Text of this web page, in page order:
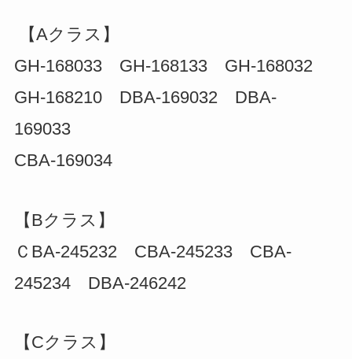
【Aクラス】
GH-168033 GH-168133 GH-168032
GH-168210 DBA-169032 DBA-
169033
CBA-169034
【Bクラス】
ＣBA-245232 CBA-245233 CBA-
245234 DBA-246242
【Cクラス】